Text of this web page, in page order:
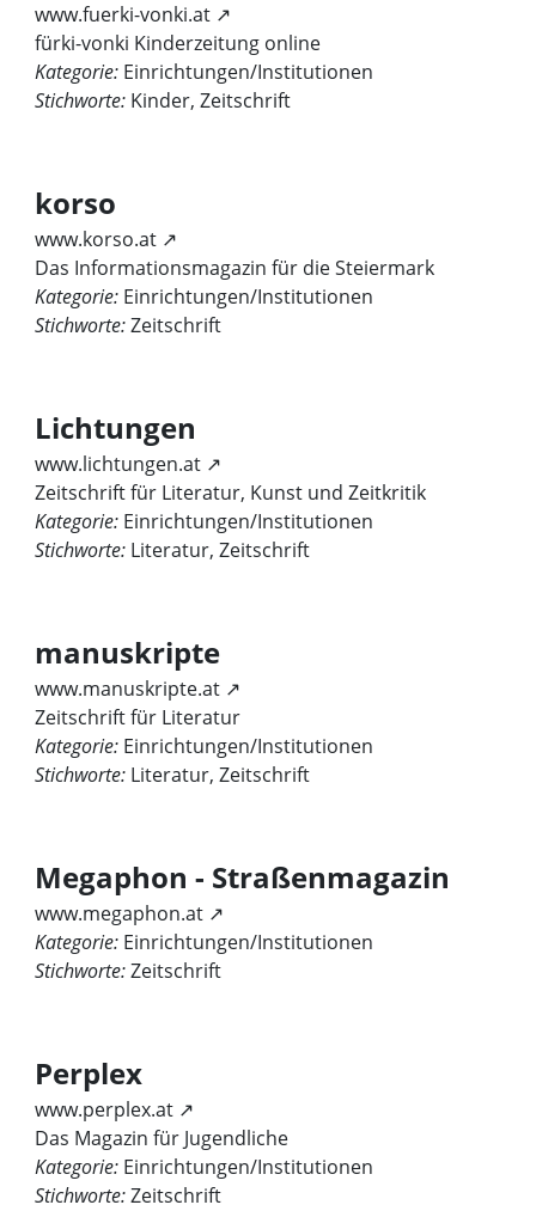
www.fuerki-vonki.at ↗
fürki-vonki Kinderzeitung online
Kategorie: Einrichtungen/Institutionen
Stichworte: Kinder, Zeitschrift
korso
www.korso.at ↗
Das Informationsmagazin für die Steiermark
Kategorie: Einrichtungen/Institutionen
Stichworte:Zeitschrift
Lichtungen
www.lichtungen.at ↗
Zeitschrift für Literatur, Kunst und Zeitkritik
Kategorie: Einrichtungen/Institutionen
Stichworte: Literatur, Zeitschrift
manuskripte
www.manuskripte.at ↗
Zeitschrift für Literatur
Kategorie: Einrichtungen/Institutionen
Stichworte: Literatur, Zeitschrift
Megaphon - Straßenmagazin
www.megaphon.at ↗
Kategorie: Einrichtungen/Institutionen
Stichworte:Zeitschrift
Perplex
www.perplex.at ↗
Das Magazin für Jugendliche
Kategorie: Einrichtungen/Institutionen
Stichworte:Zeitschrift